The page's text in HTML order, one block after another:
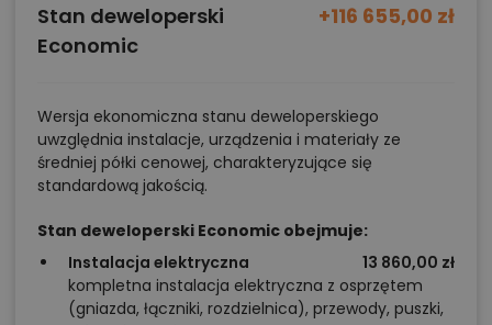
Stan deweloperski
Economic
+116 655,00 zł
Wersja ekonomiczna stanu deweloperskiego
uwzględnia instalacje, urządzenia i materiały ze
średniej półki cenowej, charakteryzujące się
standardową jakością.
Stan deweloperski Economic obejmuje:
Instalacja elektryczna
13 860,00 zł
kompletna instalacja elektryczna z osprzętem
(gniazda, łączniki, rozdzielnica), przewody, puszki,